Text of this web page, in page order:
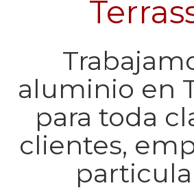
aluminio en
para toda
clientes,